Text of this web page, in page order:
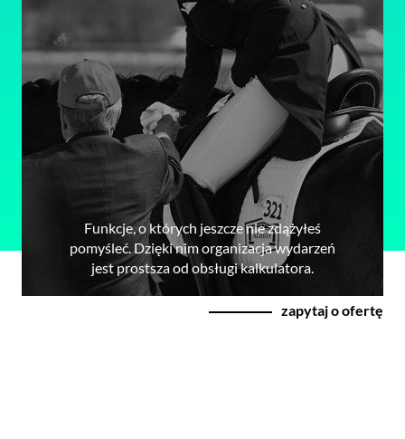
Funkcje, o których jeszcze nie zdążyłeś
pomyśleć. Dzięki nim organizacja wydarzeń
jest prostsza od obsługi kalkulatora.
zapytaj o ofertę